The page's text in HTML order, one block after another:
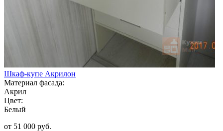
Шкаф-купе Акрилон
Материал фасада:
Акрил
Цвет:
Белый
от 51 000 руб.